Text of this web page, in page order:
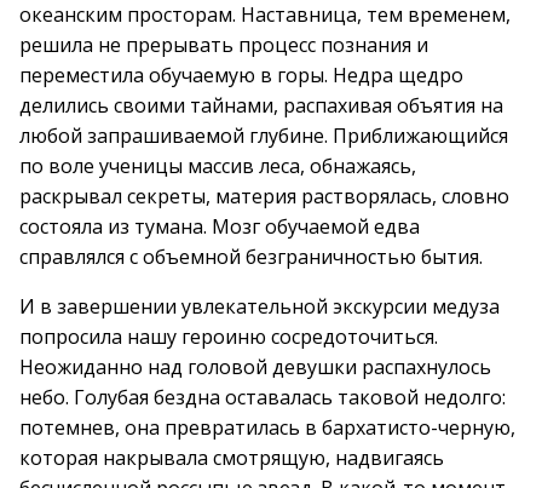
океанским просторам. Наставница, тем временем,
решила не прерывать процесс познания и
переместила обучаемую в горы. Недра щедро
делились своими тайнами, распахивая объятия на
любой запрашиваемой глубине. Приближающийся
по воле ученицы массив леса, обнажаясь,
раскрывал секреты, материя растворялась, словно
состояла из тумана. Мозг обучаемой едва
справлялся с объемной безграничностью бытия.
И в завершении увлекательной экскурсии медуза
попросила нашу героиню сосредоточиться.
Неожиданно над головой девушки распахнулось
небо. Голубая бездна оставалась таковой недолго:
потемнев, она превратилась в бархатисто-черную,
которая накрывала смотрящую, надвигаясь